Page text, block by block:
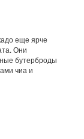
еще ярче
Они
бутерброды
чиа и